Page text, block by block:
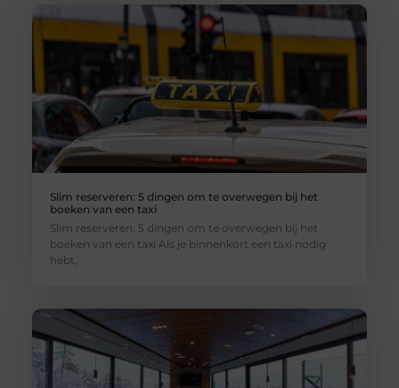
Slim reserveren: 5 dingen om te overwegen bij het
boeken van een taxi
Slim reserveren: 5 dingen om te overwegen bij het
boeken van een taxi Als je binnenkort een taxi nodig
hebt,